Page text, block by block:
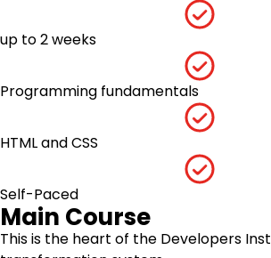
up to 2 weeks
Programming fundamentals
HTML and CSS
Self-Paced
Main Course
This is the heart of the Developers